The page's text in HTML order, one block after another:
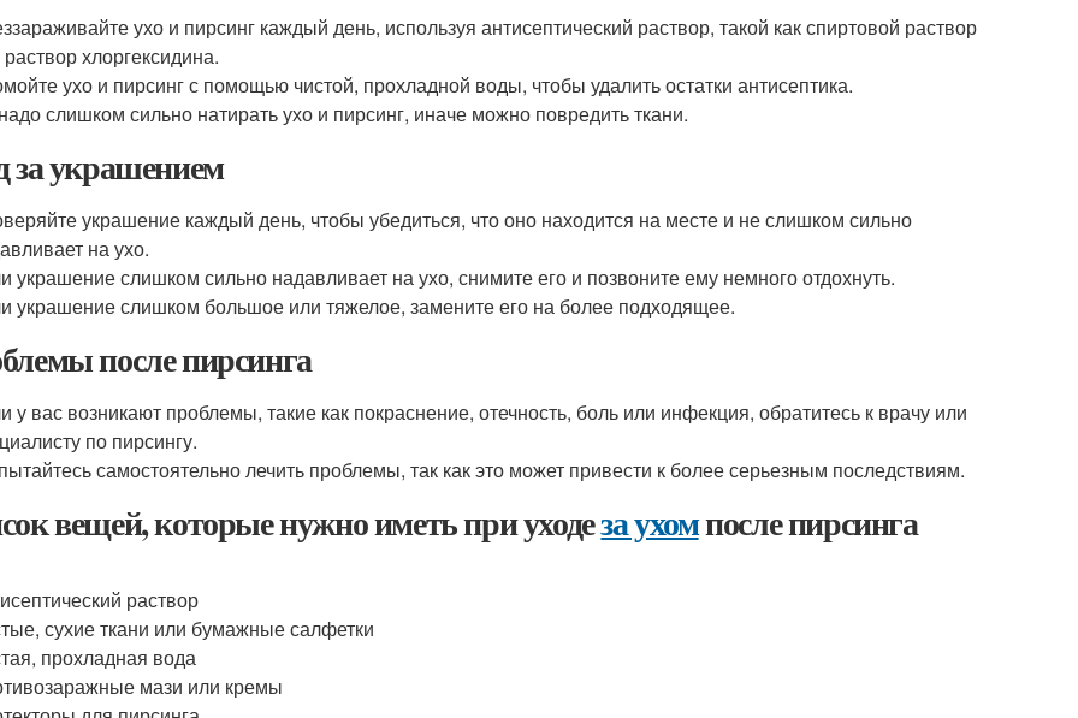
ухо и пирсинг каждый день, используя антисептический раствор, такой как спиртовой раствор
хлоргексидина.
ухо и пирсинг с помощью чистой, прохладной воды, чтобы удалить остатки антисептика.
слишком сильно натирать ухо и пирсинг, иначе можно повредить ткани.
за украшением
украшение каждый день, чтобы убедиться, что оно находится на месте и не слишком сильно
на ухо.
украшение слишком сильно надавливает на ухо, снимите его и позвоните ему немного отдохнуть.
украшение слишком большое или тяжелое, замените его на более подходящее.
после пирсинга
у вас возникают проблемы, такие как покраснение, отечность, боль или инфекция, обратитесь к врачу или
по пирсингу.
самостоятельно лечить проблемы, так как это может привести к более серьезным последствиям.
вещей, которые нужно иметь при уходеза ухомпосле пирсинга
раствор
сухие ткани или бумажные салфетки
прохладная вода
мази или кремы